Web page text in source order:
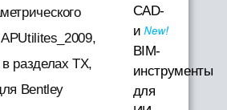
разделах ТХ,
Bentley
CAD-
и
BIM-
инструменты
для